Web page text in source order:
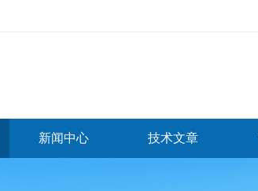
新闻中心 技术文章